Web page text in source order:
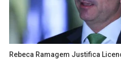
Rebeca Ramagem Justifica